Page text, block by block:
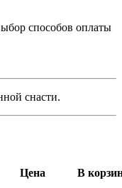
способов оплаты
снасти.
Цена В